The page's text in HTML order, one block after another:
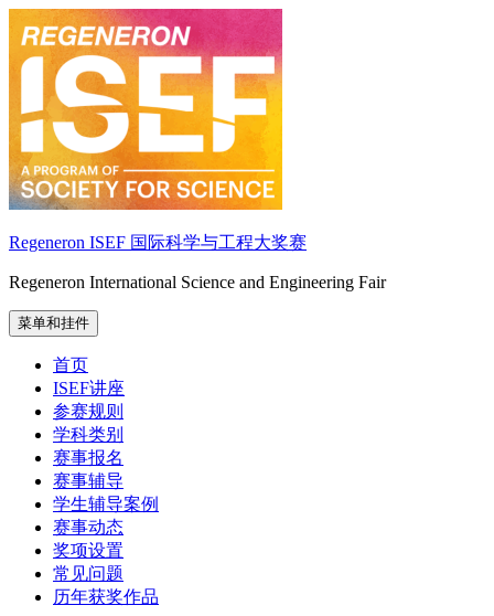
至
内
Regeneron ISEF 国际科学与工程大奖赛
Regeneron International Science and Engineering Fair
菜单和挂件
首页
ISEF讲座
参赛规则
学科类别
赛事报名
赛事辅导
学生辅导案例
赛事动态
奖项设置
常见问题
历年获奖作品